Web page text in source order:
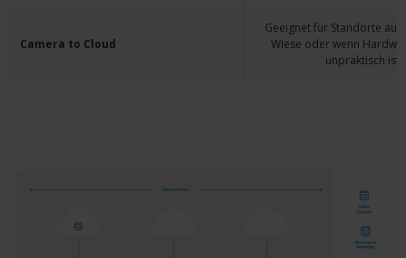
Camera to Cloud
Geeignet für Standorte auf
Wiese oder wenn
unpraktisch ist